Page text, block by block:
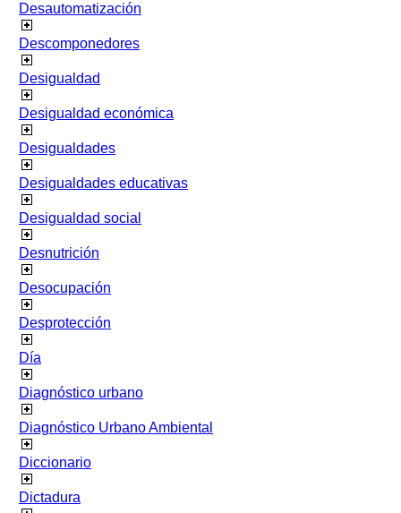
Desautomatización
Descomponedores
Desigualdad
Desigualdad económica
Desigualdades
Desigualdades educativas
Desigualdad social
Desnutrición
Desocupación
Desprotección
Día
Diagnóstico urbano
Diagnóstico Urbano Ambiental
Diccionario
Dictadura